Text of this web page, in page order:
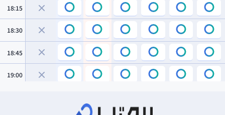
18:15
18:30
18:45
19:00